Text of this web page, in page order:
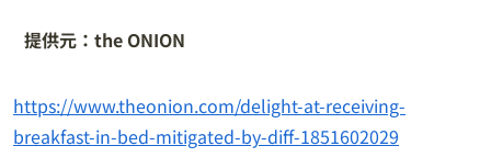
提供元：the ONION
https://www.theonion.com/delight-at-receiving-
breakfast-in-bed-mitigated-by-diff-1851602029